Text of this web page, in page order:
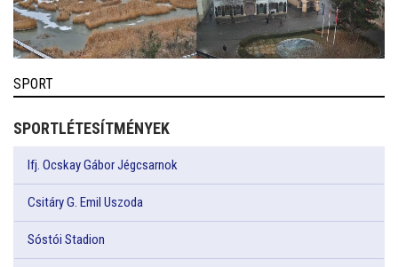
SPORT
SPORTLÉTESÍTMÉNYEK
Ifj. Ocskay Gábor Jégcsarnok
Csitáry G. Emil Uszoda
Sóstói Stadion